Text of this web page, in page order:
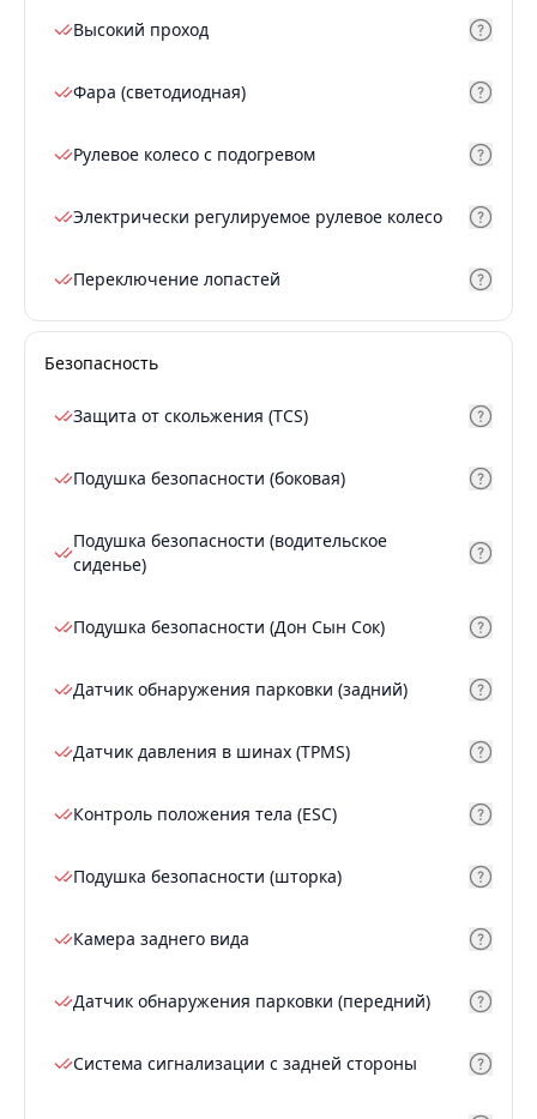
Высокий проход
Фара (светодиодная)
Рулевое колесо с подогревом
Электрически регулируемое рулевое колесо
Переключение лопастей
Безопасность
Защита от скольжения (TCS)
Подушка безопасности (боковая)
Подушка безопасности (водительское
сиденье)
Подушка безопасности (Дон Сын Сок)
Датчик обнаружения парковки (задний)
Датчик давления в шинах (TPMS)
Контроль положения тела (ESC)
Подушка безопасности (шторка)
Камера заднего вида
Датчик обнаружения парковки (передний)
Система сигнализации с задней стороны